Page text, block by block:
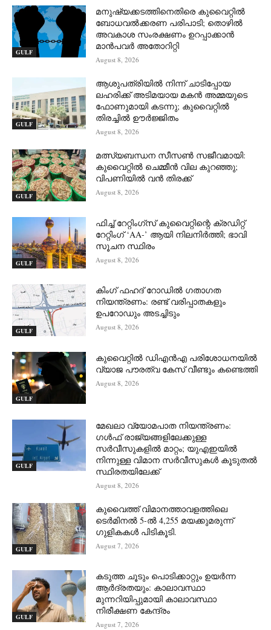
GULF
മനുഷ്യക്കടത്തിനെതിരെ കുവൈറ്റിൽ
ബോധവൽക്കരണ പരിപാടി; തൊഴിൽ
അവകാശ സംരക്ഷണം ഉറപ്പാക്കാൻ
മാൻപവർ അതോറിറ്റി
August 8, 2026
GULF
ആശുപത്രിയിൽ നിന്ന് ചാടിപ്പോയ
ലഹരിക്ക് അടിമയായ മകൻ അമ്മയുടെ
ഫോണുമായി കടന്നു; കുവൈറ്റിൽ
തിരച്ചിൽ ഊർജ്ജിതം
August 8, 2026
GULF
മത്സ്യബന്ധന സീസൺ സജീവമായി:
കുവൈറ്റിൽ ചെമ്മീൻ വില കുറഞ്ഞു;
വിപണിയിൽ വൻ തിരക്ക്
August 8, 2026
GULF
ഫിച്ച് റേറ്റിംഗ്സ് കുവൈറ്റിന്റെ ക്രഡിറ്റ്
റേറ്റിംഗ് ‘AA-’ ആയി നിലനിർത്തി; ഭാവി
സൂചന സ്ഥിരം
August 8, 2026
GULF
കിംഗ് ഫഹദ് റോഡിൽ ഗതാഗത
നിയന്ത്രണം: രണ്ട് വരിപ്പാതകളും
ഉപറോഡും അടച്ചിടും
August 8, 2026
GULF
കുവൈറ്റിൽ ഡിഎൻഎ പരിശോധനയിൽ
വ്യാജ പൗരത്വ കേസ് വീണ്ടും കണ്ടെത്തി
August 8, 2026
GULF
മേഖലാ വ്യോമപാത നിയന്ത്രണം:
ഗൾഫ് രാജ്യങ്ങളിലേക്കുള്ള
സർവീസുകളിൽ മാറ്റം; യുഎഇയിൽ
നിന്നുള്ള വിമാന സർവീസുകൾ കൂടുതൽ
സ്ഥിരതയിലേക്ക്
August 8, 2026
GULF
കുവൈത്ത് വിമാനത്താവളത്തിലെ
ടെർമിനൽ 5-ൽ 4,255 മയക്കുമരുന്ന്
ഗുളികകൾ പിടികൂടി.
August 7, 2026
GULF
കടുത്ത ചൂടും പൊടിക്കാറ്റും ഉയർന്ന
ആർദ്രതയും: കാലാവസ്ഥാ
മുന്നറിയിപ്പുമായി കാലാവസ്ഥാ
നിരീക്ഷണ കേന്ദ്രം
August 7, 2026